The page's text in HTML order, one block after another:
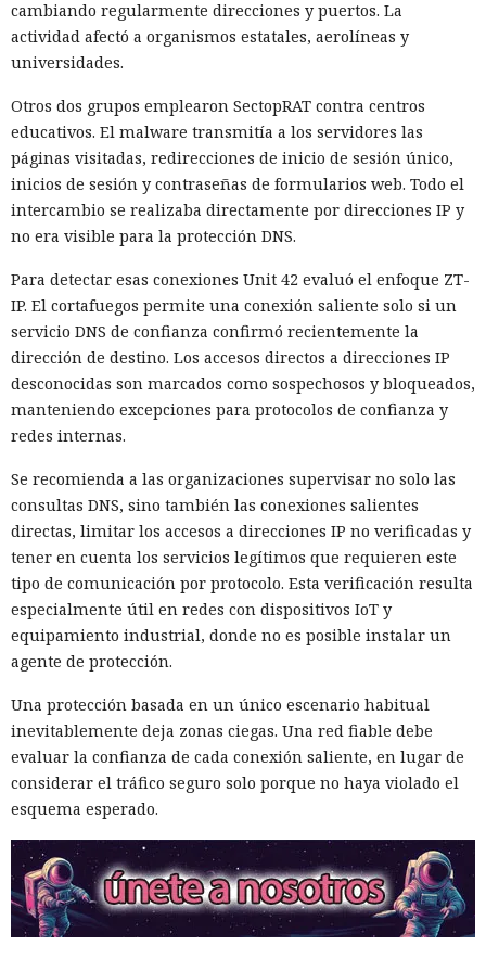
cambiando regularmente direcciones y puertos. La
actividad afectó a organismos estatales, aerolíneas y
universidades.
Otros dos grupos emplearon SectopRAT contra centros
educativos. El malware transmitía a los servidores las
páginas visitadas, redirecciones de inicio de sesión único,
inicios de sesión y contraseñas de formularios web. Todo el
intercambio se realizaba directamente por direcciones IP y
no era visible para la protección DNS.
Para detectar esas conexiones Unit 42 evaluó el enfoque ZT-
IP. El cortafuegos permite una conexión saliente solo si un
servicio DNS de confianza confirmó recientemente la
dirección de destino. Los accesos directos a direcciones IP
desconocidas son marcados como sospechosos y bloqueados,
manteniendo excepciones para protocolos de confianza y
redes internas.
Se recomienda a las organizaciones supervisar no solo las
consultas DNS, sino también las conexiones salientes
directas, limitar los accesos a direcciones IP no verificadas y
tener en cuenta los servicios legítimos que requieren este
tipo de comunicación por protocolo. Esta verificación resulta
especialmente útil en redes con dispositivos IoT y
equipamiento industrial, donde no es posible instalar un
agente de protección.
Una protección basada en un único escenario habitual
inevitablemente deja zonas ciegas. Una red fiable debe
evaluar la confianza de cada conexión saliente, en lugar de
considerar el tráfico seguro solo porque no haya violado el
esquema esperado.